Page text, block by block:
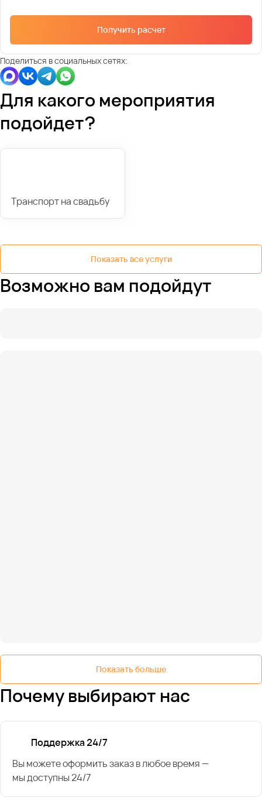
Получить расчет
Поделиться в социальных сетях:
Для какого мероприятия
подойдет?
Транспорт на свадьбу
Показать все услуги
Возможно вам подойдут
Показать больше
Почему выбирают нас
Поддержка 24/7
Вы можете оформить заказ в любое время —
мы доступны 24/7